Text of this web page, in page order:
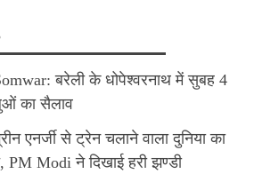
बरेली के धोपेश्वरनाथ में सुबह 4
का सैलाव
एनर्जी से ट्रेन चलाने वाला दुनिया का
PM Modi ने दिखाई हरी झण्डी